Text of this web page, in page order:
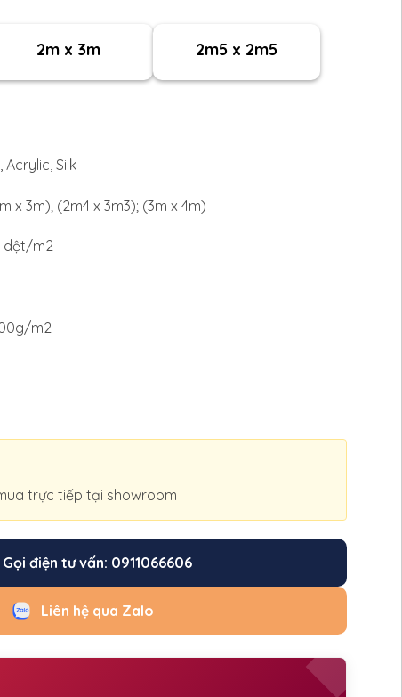
2m x 3m 2m5 x 2m5
Acrylic, Silk
x 3m); (2m4 x 3m3); (3m x 4m)
dệt/m2
m2
trực tiếp tại showroom
Gọi điện tư vấn: 0911066606
Liên hệ qua Zalo